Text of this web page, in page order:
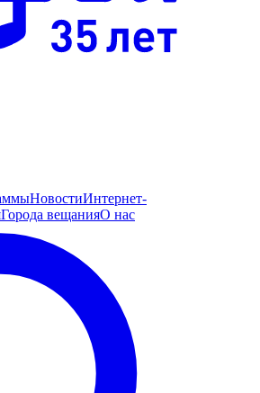
НовостиИнтернет-
Города вещанияО нас